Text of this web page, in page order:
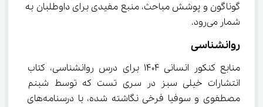
گوناگون و پوشش مباحث، منبع مفیدی برای داوطلبان به
شمار می‌رود.
روانشناسی
منابع کنکور انسانی 1404 برای درس روانشناسی، کتاب
انتشارات خیلی سبز در سری تست که توسط شبنم
مصطفوی و سوفیا فرخی نگاشته شده، با درسنامه‌های